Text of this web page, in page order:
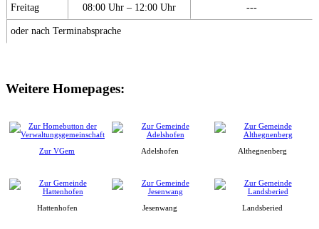
Freitag 08:00 Uhr – 12:00 Uhr ---
oder nach Terminabsprache
Weitere Homepages:
Zur VGem Adelshofen Althegnenberg
Hattenhofen Jesenwang Landsberied